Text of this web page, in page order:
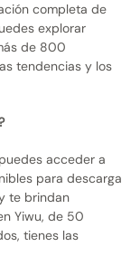
completa de
explorar
de 800
tendencias y los
acceder a
para descarga
te brindan
Yiwu, de 50
tienes las